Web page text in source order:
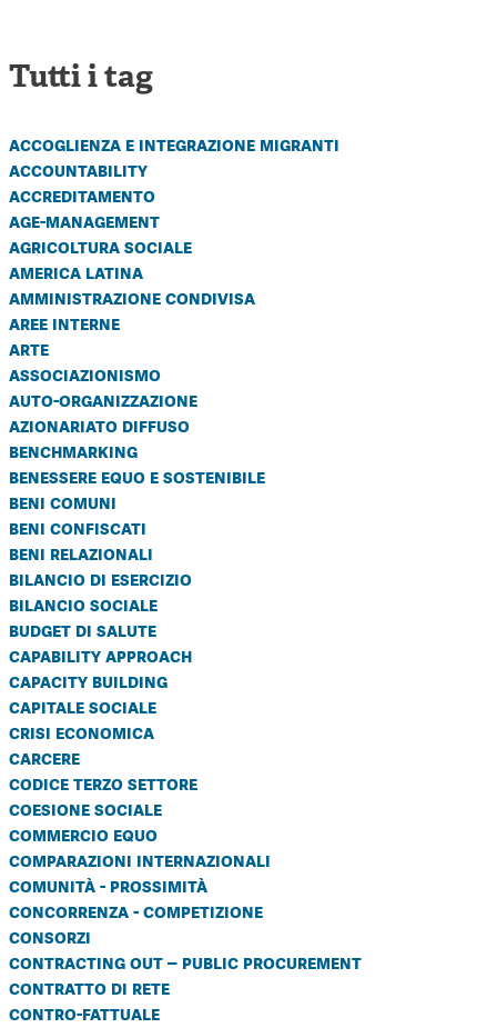
Tutti i tag
accoglienza e integrazione migranti
accountability
accreditamento
age-management
agricoltura sociale
america latina
amministrazione condivisa
aree interne
arte
associazionismo
auto-organizzazione
azionariato diffuso
benchmarking
benessere equo e sostenibile
beni comuni
beni confiscati
beni relazionali
bilancio di esercizio
bilancio sociale
budget di salute
capability approach
capacity building
capitale sociale
crisi economica
carcere
codice terzo settore
coesione sociale
commercio equo
comparazioni internazionali
comunità - prossimità
concorrenza - competizione
consorzi
contracting out – public procurement
contratto di rete
contro-fattuale